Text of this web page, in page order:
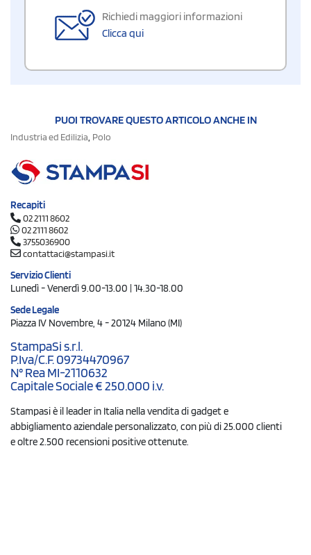
Richiedi maggiori informazioni
Clicca qui
PUOI TROVARE QUESTO ARTICOLO ANCHE IN
Industria ed Edilizia Polo
Recapiti
02 2111 8602
02 2111 8602
3755036900
contattaci@stampasi.it
Servizio Clienti
Lunedì - Venerdì 9.00-13.00 | 14.30-18.00
Sede Legale
Piazza IV Novembre, 4 - 20124 Milano (MI)
StampaSi s.r.l.
P.Iva/C.F. 09734470967
N° Rea MI-2110632
Capitale Sociale € 250.000 i.v.
Stampasi è il leader in Italia nella vendita di gadget e
abbigliamento aziendale personalizzato, con più di 25.000 clienti
e oltre 2.500 recensioni positive ottenute.